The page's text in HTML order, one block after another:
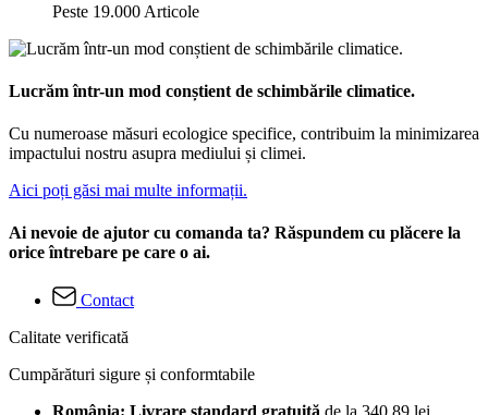
Peste 19.000 Articole
Lucrăm într-un mod conștient de schimbările climatice.
Cu numeroase măsuri ecologice specifice, contribuim la minimizarea
impactului nostru asupra mediului și climei.
Aici poți găsi mai multe informații.
Ai nevoie de ajutor cu comanda ta? Răspundem cu plăcere la
orice întrebare pe care o ai.
Contact
Calitate verificată
Cumpărături sigure și conformtabile
România: Livrare standard gratuită de la 340,89 lei